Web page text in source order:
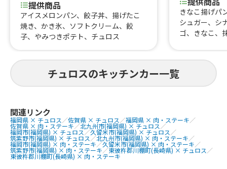
提供商品
アイスメロンパン、餃子丼、揚げたこ
焼き、かき氷、ソフトクリーム、餃
子、やみつきポテト、チュロス
きなこ揚げパ
シュガー、シ
ゴ、きなこ、
チュロスのキッチンカー一覧
関連リンク
福岡県 × チュロス ／佐賀県 × チュロス ／福岡県 × 肉・ステーキ／
佐賀県 × 肉・ステーキ／北九州市(福岡県) × チュロス ／
福岡市(福岡県) × チュロス／久留米市(福岡県) × チュロス ／
筑紫野市(福岡県) × チュロス／北九州市(福岡県) × 肉・ステーキ／
福岡市(福岡県) × 肉・ステーキ／久留米市(福岡県) × 肉・ステーキ／
筑紫野市(福岡県) × 肉・ステーキ／東彼杵郡川棚町(長崎県) × チュロス ／
東彼杵郡川棚町(長崎県) × 肉・ステーキ